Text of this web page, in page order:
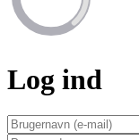
Log ind